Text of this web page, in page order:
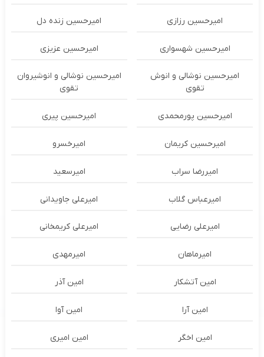
امیرحسین رزازی امیرحسین زنده دل
امیرحسین شهسواری امیرحسین عزیزی
امیرحسین نوشالی و انوش
تقوی
امیرحسین نوشالی و انوشیروان
تقوی
امیرحسین پورمحمدی امیرحسین پیری
امیرحسین کریمان امیرخسرو
امیررضا سراب امیرسعید
امیرعباس گلاب امیرعلی جاویدانی
امیرعلی رضایی امیرعلی کریمخانی
امیرماهان امیرمهدی
امین آتشکار امین آذر
امین آرا امین آوا
امین اخگر امین امیری